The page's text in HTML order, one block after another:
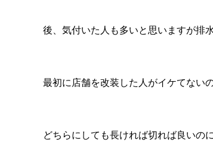
後、気付いた人も多いと思いますが排
最初に店舗を改装した人がイケてない
どちらにしても長ければ切れば良いの